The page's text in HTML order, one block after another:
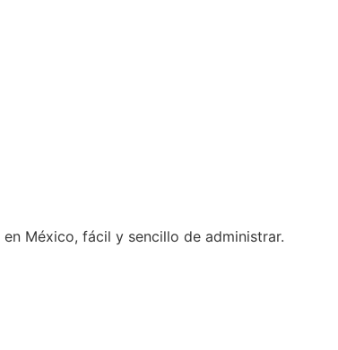
México, fácil y sencillo de administrar.